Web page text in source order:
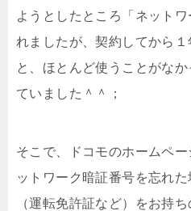
ようとしたところ「ネット
れましたが、契約してから
と、ほとんど使うことがな
ていました＾＾；
そこで、ドコモのホームペ
ットワーク暗証番号を忘れ
（運転免許証など）をお持